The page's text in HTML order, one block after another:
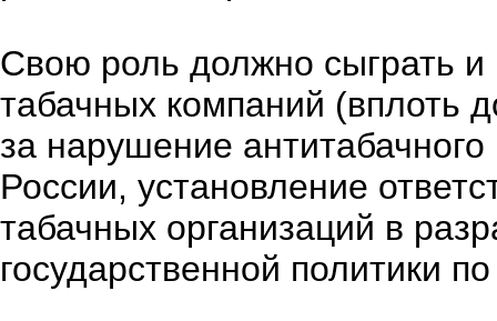
Свою роль должно сыграть и
табачных компаний (вплоть
за нарушение антитабачного
России, установление
табачных организаций в
государственной политики